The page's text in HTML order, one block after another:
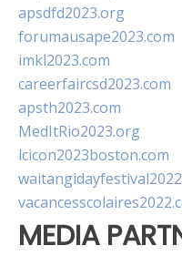
apsdfd2023.org
forumausape2023.com
imkl2023.com
careerfaircsd2023.com
apsth2023.com
MedItRio2023.org
lcicon2023boston.com
MEDIA